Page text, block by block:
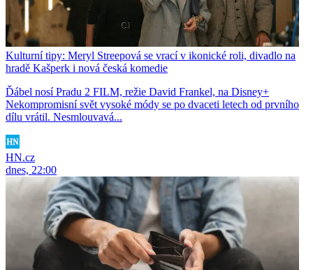
Kulturní tipy: Meryl Streepová se vrací v ikonické roli, divadlo na
hradě Kašperk i nová česká komedie
Ďábel nosí Pradu 2 FILM, režie David Frankel, na Disney+
Nekompromisní svět vysoké módy se po dvaceti letech od prvního
dílu vrátil. Nesmlouvavá...
HN.cz
dnes, 22:00